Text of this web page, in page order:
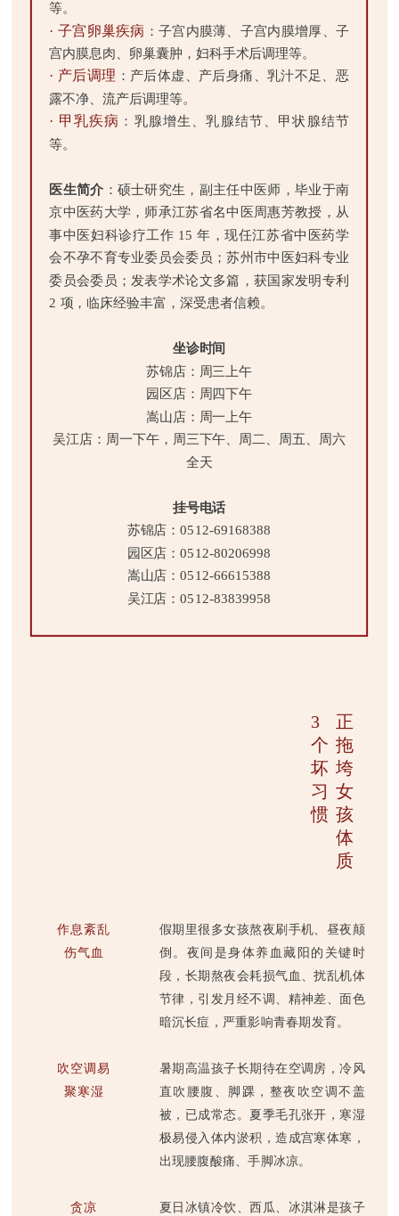
等。
· 子宫卵巢疾病 ：子宫内膜薄、子宫内膜增厚、子
宫内膜息肉、卵巢囊肿，妇科手术后调理等。
· 产后调理 ：产后体虚、产后身痛、乳汁不足、恶
露不净、流产后调理等。
· 甲乳疾病 ：乳腺增生、乳腺结节、甲状腺结节
等。
医生简介 ：硕士研究生，副主任中医师，毕业于南
京中医药大学，师承江苏省名中医周惠芳教授，从
事中医妇科诊疗工作 15 年，现任江苏省中医药学
会不孕不育专业委员会委员；苏州市中医妇科专业
委员会委员；发表学术论文多篇，获国家发明专利
2 项，临床经验丰富，深受患者信赖。
坐诊时间
苏锦店：周三上午
园区店：周四下午
嵩山店：周一上午
吴江店：周一下午，周三下午、周二、周五、周六
全天
挂号电话
苏锦店：0512-69168388
园区店：0512-80206998
嵩山店：0512-66615388
吴江店：0512-83839958
3
个
坏
习
惯
正
拖
垮
女
孩
体
质
作息紊乱
伤气血
假期里很多女孩熬夜刷手机、昼夜颠
倒。夜间是身体养血藏阳的关键时
段，长期熬夜会耗损气血、扰乱机体
节律，引发月经不调、精神差、面色
暗沉长痘，严重影响青春期发育。
吹空调易
聚寒湿
暑期高温孩子长期待在空调房，冷风
直吹腰腹、脚踝，整夜吹空调不盖
被，已成常态。夏季毛孔张开，寒湿
极易侵入体内淤积，造成宫寒体寒，
出现腰腹酸痛、手脚冰凉。
贪凉 夏日冰镇冷饮、西瓜、冰淇淋是孩子